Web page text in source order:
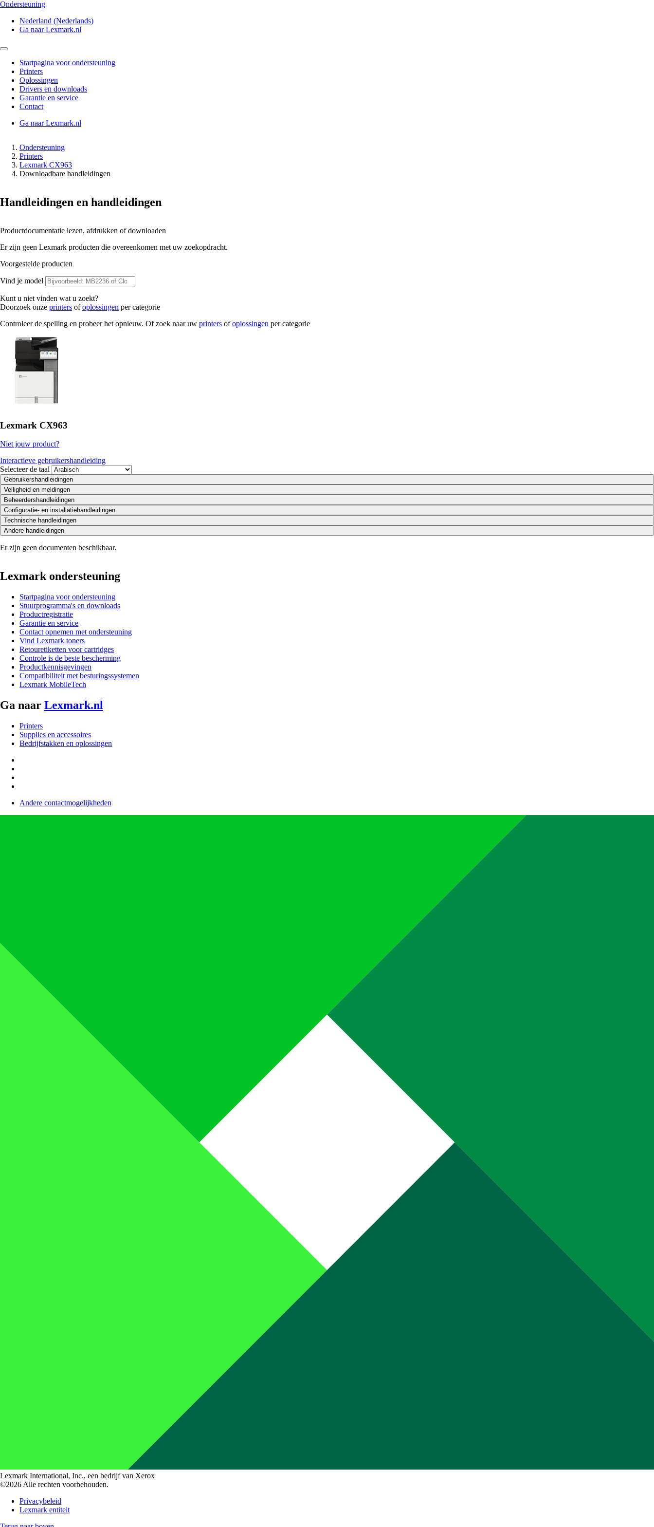
Ondersteuning
Nederland (Nederlands)
Ga naar Lexmark.nl
Startpagina voor ondersteuning
Printers
Oplossingen
Drivers en downloads
Garantie en service
Contact
Ga naar Lexmark.nl
Ondersteuning
Printers
Lexmark CX963
Downloadbare handleidingen
Handleidingen en handleidingen
Productdocumentatie lezen, afdrukken of downloaden
Er zijn geen Lexmark producten die overeenkomen met uw zoekopdracht.
Voorgestelde producten
Vind je model
Kunt u niet vinden wat u zoekt?
Doorzoek onze printers ofoplossingen per categorie
Controleer de spelling en probeer het opnieuw. Of zoek naar uw printers ofoplossingen per categorie
Lexmark CX963
Niet jouw product?
Interactieve gebruikershandleiding
Selecteer de taal
Gebruikershandleidingen
Veiligheid en meldingen
Beheerdershandleidingen
Configuratie- en installatiehandleidingen
Technische handleidingen
Andere handleidingen
Er zijn geen documenten beschikbaar.
Lexmark ondersteuning
Startpagina voor ondersteuning
Stuurprogramma's en downloads
Productregistratie
Garantie en service
Contact opnemen met ondersteuning
Vind Lexmark toners
Retouretiketten voor cartridges
Controle is de beste bescherming
Productkennisgevingen
Compatibiliteit met besturingssystemen
Lexmark MobileTech
Ga naar Lexmark.nl
Printers
Supplies en accessoires
Bedrijfstakken en oplossingen
Andere contactmogelijkheden
Lexmark International, Inc., een bedrijf van Xerox
©2026 Alle rechten voorbehouden.
Privacybeleid
Lexmark entiteit